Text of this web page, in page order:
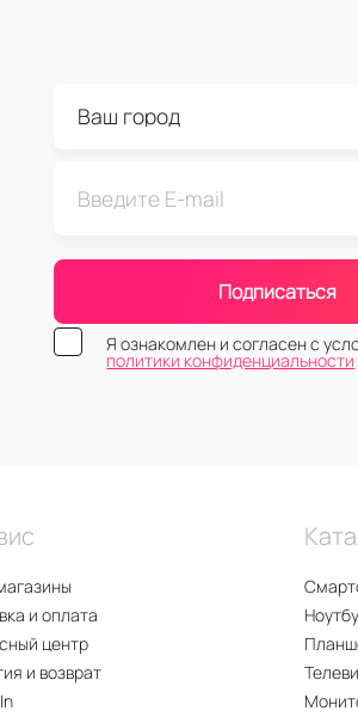
Подписаться
Я ознакомлен и согласен с
политики конфиденциальности
и оплата
центр
и возврат